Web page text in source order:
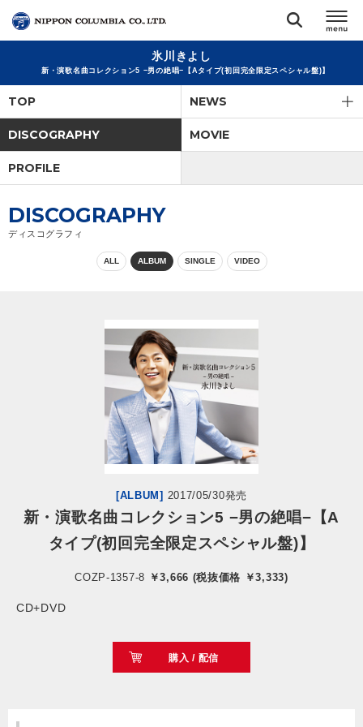
ジャンル
閉じる
氷川きよし
新・演歌名曲コレクション5 −男の絶唱−【Aタイプ(初回完全限定スペシャル盤)】
TOP NEWS
DISCOGRAPHY MOVIE
PROFILE
DISCOGRAPHY
ディスコグラフィ
ALL ALBUM SINGLE VIDEO
[ALBUM] 2017/05/30発売
新・演歌名曲コレクション5 −男の絶唱−【A
タイプ(初回完全限定スペシャル盤)】
COZP-1357-8 ￥3,666 (税抜価格 ￥3,333)
CD+DVD
購入 / 配信